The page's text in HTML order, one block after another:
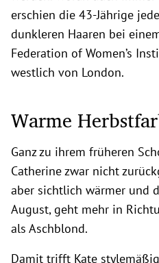
erschien die 43-Jährige
dunkleren Haaren bei
Federation of Women’s
westlich von London.
Warme
Ganz zu ihrem früheren
Catherine zwar nicht
aber sichtlich wärmer und
August, geht mehr in
als Aschblond.
Damit trifft Kate